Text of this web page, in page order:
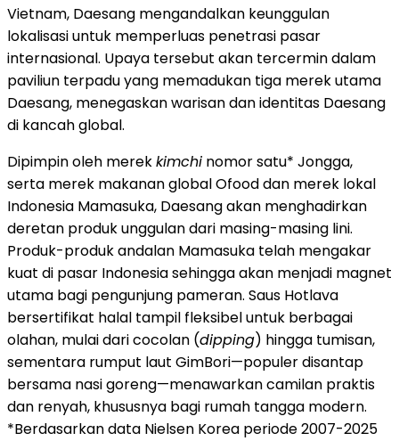
Vietnam, Daesang mengandalkan keunggulan
lokalisasi untuk memperluas penetrasi pasar
internasional. Upaya tersebut akan tercermin dalam
paviliun terpadu yang memadukan tiga merek utama
Daesang, menegaskan warisan dan identitas Daesang
di kancah global.
Dipimpin oleh merekkimchi nomor satu* Jongga,
serta merek makanan global Ofood dan merek lokal
Indonesia Mamasuka, Daesang akan menghadirkan
deretan produk unggulan dari masing-masing lini.
Produk-produk andalan Mamasuka telah mengakar
kuat di pasar Indonesia sehingga akan menjadi magnet
utama bagi pengunjung pameran. Saus Hotlava
bersertifikat halal tampil fleksibel untuk berbagai
olahan, mulai dari cocolan (dipping) hingga tumisan,
sementara rumput laut GimBori—populer disantap
bersama nasi goreng—menawarkan camilan praktis
dan renyah, khususnya bagi rumah tangga modern.
*Berdasarkan data Nielsen Korea periode 2007-2025